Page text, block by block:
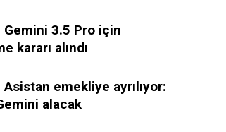
Gemini 3.5 Pro için
kararı alındı
Asistan emekliye ayrılıyor:
alacak